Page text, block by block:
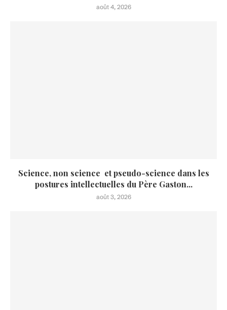
août 4, 2026
Science, non science et pseudo-science dans les
postures intellectuelles du Père Gaston...
août 3, 2026